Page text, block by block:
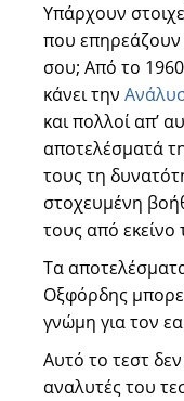
Υπάρχουν
που επηρεάζουν
σου; Από το
κάνει την
και πολλοί απ’
αποτελέσματά
τους τη
στοχευμένη
τους από εκείνο
Τα
Οξφόρδης
γνώμη για τον
Αυτό το τεστ δεν
αναλυτές του